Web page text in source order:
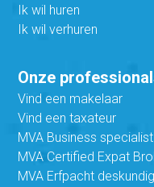
Ik wil huren
Ik wil verhuren
Onze
Vind een makelaar
Vind een taxateur
MVA Business specialist
MVA Certified Expat
MVA Erfpacht